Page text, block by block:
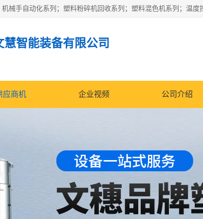
慧智能装备有限公司
应商机 企业视频 公司介绍